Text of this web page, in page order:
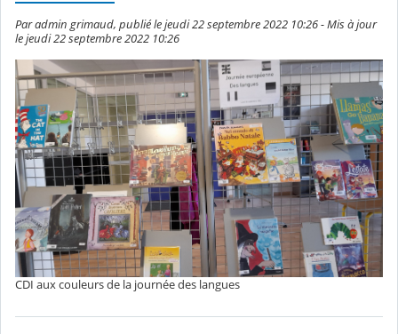
Par admin grimaud, publié le jeudi 22 septembre 2022 10:26 - Mis à jour
le jeudi 22 septembre 2022 10:26
CDI aux couleurs de la journée des langues